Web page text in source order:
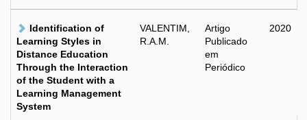
Identification of
Learning Styles in
Distance Education
Through the Interaction
of the Student with a
Learning Management
System
VALENTIM,
R.A.M.
Artigo
Publicado
em
Periódico
2020